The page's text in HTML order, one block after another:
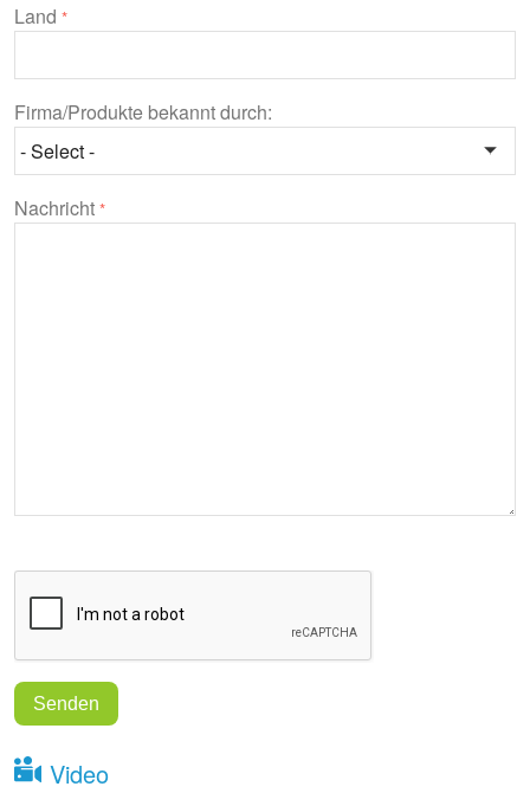
Land *
Firma/Produkte bekannt durch:
Nachricht *
Video